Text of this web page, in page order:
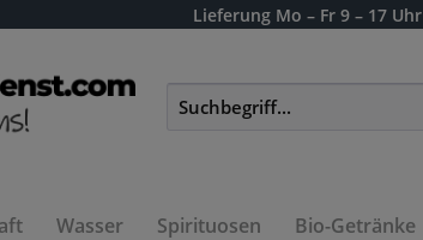
Lieferung Mo – Fr 9 – 17 Uhr
Wasser Spirituosen Bio-Getränke